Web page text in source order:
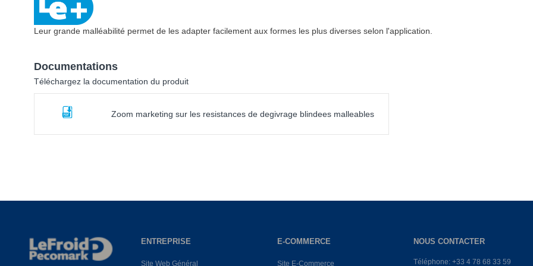
Leur grande malléabilité permet de les adapter facilement aux formes les plus diverses selon l'application.
Documentations
Téléchargez la documentation du produit
Zoom marketing sur les resistances de degivrage blindees malleables
ENTREPRISE
Site Web Général
E-COMMERCE
Site E-Commerce
NOUS CONTACTER
Téléphone: +33 4 78 68 33 59